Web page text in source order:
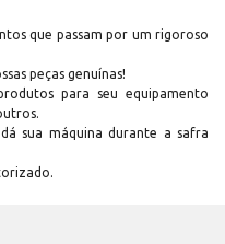
que passam por um rigoroso
peças genuínas!
para seu equipamento
sua máquina durante a safra